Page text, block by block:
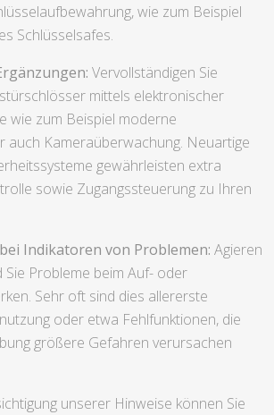
wie zum Beispiel
Schlüsselsafes.
Vervollständigen Sie
mittels elektronischer
wie zum Beispiel moderne
auch Kameraüberwachung. Neuartige
gewährleisten extra
sowie Zugangssteuerung zu Ihren
Indikatoren von Problemen: Agieren
Sie Probleme beim Auf- oder
Sehr oft sind dies allererste
oder etwa Fehlfunktionen, die
größere Gefahren verursachen
unserer Hinweise können Sie